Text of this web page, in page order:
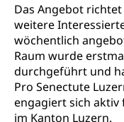
Das Angebot
weitere
wöchentlich
Raum wurde
durchgeführt und
Pro Senectute
engagiert sich aktiv
im Kanton Luzern.